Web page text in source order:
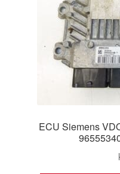
ECU Siemens